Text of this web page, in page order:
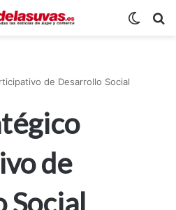
de Desarrollo Social
de
Social